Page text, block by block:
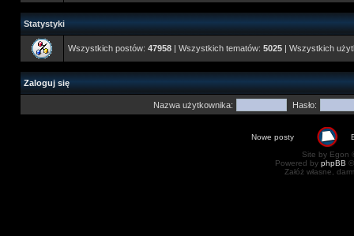
Statystyki
Wszystkich postów: 47958 | Wszystkich tematów: 5025 | Wszystkich
Zaloguj się
Nazwa użytkownika: Hasło:
Nowe posty
Site by Egon
Powered by phpBB
Załóż własne,